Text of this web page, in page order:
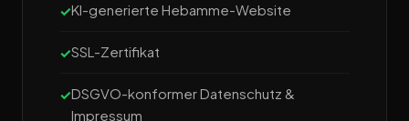
KI-generierte Hebamme-Website
SSL-Zertifikat
DSGVO-konformer Datenschutz &
Impressum